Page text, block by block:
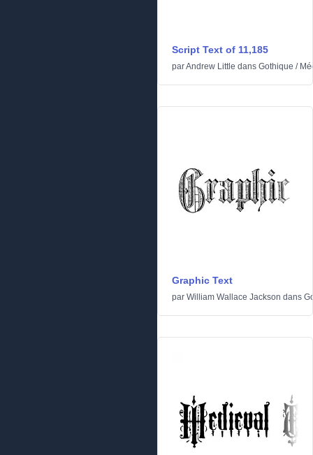
Script Text of 11,185
parAndrew Little dans Gothique /
Graphic Text
par William Wallace Jackson dans